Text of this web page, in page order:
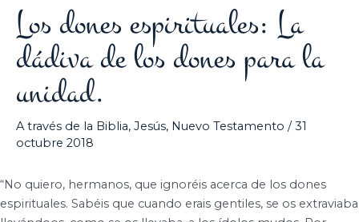
Los dones espirituales: La
dádiva de los dones para la
unidad.
A través de la Biblia, Jesús, Nuevo Testamento /31
octubre 2018
“No quiero, hermanos, que ignoréis acerca de los dones
espirituales. Sabéis que cuando erais gentiles, se os extraviaba